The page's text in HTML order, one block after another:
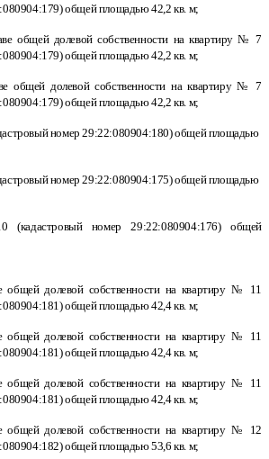
общей площадью 42,2 кв. м;
общей долевой собственности на квартиру № 7
общей площадью 42,2 кв. м;
общей долевой собственности на квартиру № 7
общей площадью 42,2 кв. м;
номер 29:22:080904:180) общей площадью
номер 29:22:080904:175) общей площадью
номер 29:22:080904:176) общей
общей долевой собственности на квартиру № 11
общей площадью 42,4 кв. м;
общей долевой собственности на квартиру № 11
общей площадью 42,4 кв. м;
общей долевой собственности на квартиру № 11
общей площадью 42,4 кв. м;
общей долевой собственности на квартиру № 12
общей площадью 53,6 кв. м;